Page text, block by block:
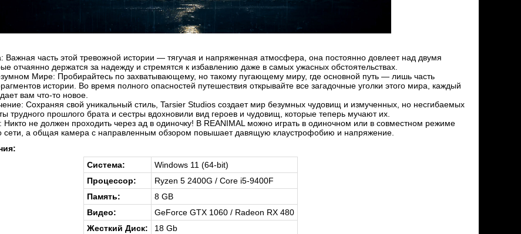
часть этой тревожной истории — тягучая и напряженная атмосфера, она постоянно довлеет над двумя
отчаянно держатся за надежду и стремятся к избавлению даже в самых ужасных обстоятельствах.
Мире: Пробирайтесь по захватывающему, но такому пугающему миру, где основной путь — лишь часть
истории. Во время полного опасностей путешествия открывайте все загадочные уголки этого мира, каждый
вам что-то новое.
Сохраняя свой уникальный стиль, Tarsier Studios создает мир безумных чудовищ и измученных, но несгибаемых
трудного прошлого брата и сестры вдохновили вид героев и чудовищ, которые теперь мучают их.
Никто не должен проходить через ад в одиночку! В REANIMAL можно играть в одиночном или в совместном режиме
сети, а общая камера с направленным обзором повышает давящую клаустрофобию и напряжение.
Система:
Windows 11 (64-bit)
Процессор:
Ryzen 5 2400G / Core i5-9400F
Память:
8 GB
Видео:
GeForce GTX 1060 / Radeon RX 480
Жесткий Диск:
18 Gb